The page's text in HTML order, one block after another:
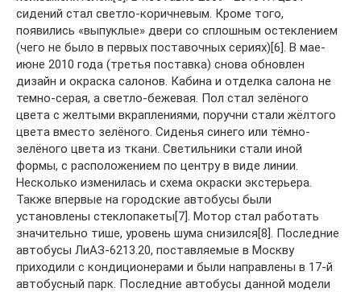
сидений стал светло-коричневым. Кроме того,
появились «выпуклые» двери со сплошным остеклением
(чего не было в первых поставочных сериях)[6]. В мае-
июне 2010 года (третья поставка) снова обновлен
дизайн и окраска салонов. Кабина и отделка салона не
темно-серая, а светло-бежевая. Пол стал зелёного
цвета с желтыми вкраплениями, поручни стали жёлтого
цвета вместо зелёного. Сиденья синего или тёмно-
зелёного цвета из ткани. Светильники стали иной
формы, с расположением по центру в виде линии.
Несколько изменилась и схема окраски экстерьера.
Также впервые на городские автобусы были
установлены стеклопакеты[7]. Мотор стал работать
значительно тише, уровень шума снизился[8]. Последние
автобусы ЛиАЗ-6213.20, поставляемые в Москву
приходили с кондиционерами и были направлены в 17-й
автобусный парк. Последние автобусы данной модели